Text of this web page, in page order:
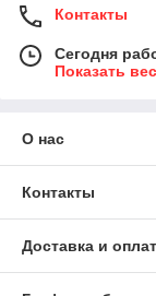
Контакты
Сегодня
Показать
О нас
Контакты
Доставка и